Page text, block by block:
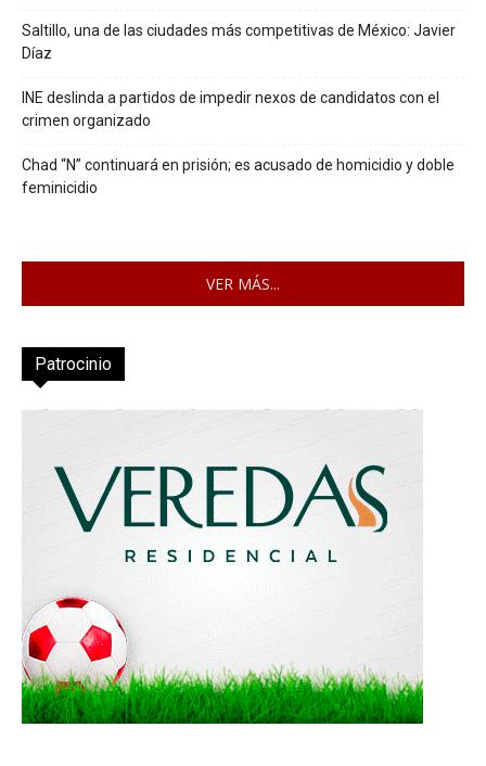
Saltillo, una de las ciudades más competitivas de México: Javier
Díaz
INE deslinda a partidos de impedir nexos de candidatos con el
crimen organizado
Chad “N” continuará en prisión; es acusado de homicidio y doble
feminicidio
VER MÁS...
Patrocinio